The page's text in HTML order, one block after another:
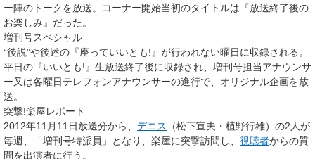
ー陣のトークを放送。コーナー開始当初のタイトルは『放送終了後の
お楽しみ』だった。
増刊号スペシャル
“後説”や後述の『座っていいとも!』が行われない曜日に収録される。
平日の『いいとも!』生放送終了後に収録され、増刊号担当アナウンサ
ー又は各曜日テレフォンアナウンサーの進行で、オリジナル企画を放
送。
突撃!楽屋レポート
2012年11月11日放送分から、 デニス
（松下宣夫・植野行雄）の2人が
毎週、「増刊号特派員」となり、楽屋に突撃訪問し、 視聴者からの質
問を出演者に行う。